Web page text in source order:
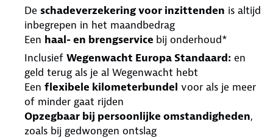
De schadeverzekering voor inzittenden is altijd
inbegrepen in het maandbedrag
Een haal- en brengservice bij onderhoud*
Inclusief Wegenwacht Europa Standaard: en
geld terug als je al Wegenwacht hebt
Een flexibele kilometerbundel voor als je meer
of minder gaat rijden
Opzegbaar bij persoonlijke omstandigheden,
zoals bij gedwongen ontslag